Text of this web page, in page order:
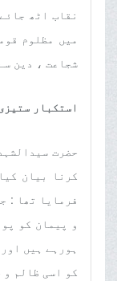
نقاب اٹھ
شجاعت ، دین
استکبار
حضرت
کرنا بیان
فرمایا تھا :
و پیمان کو
کو اسی ظالم و